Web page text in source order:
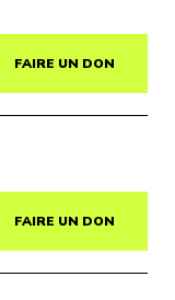
FAIRE UN DON
FAIRE UN DON